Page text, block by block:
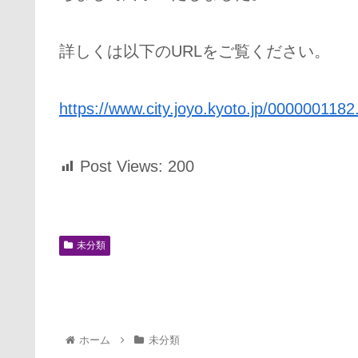
詳しくは以下のURLをご覧ください。
https://www.city.joyo.kyoto.jp/
Post Views: 200
未分類
ホーム 未分類